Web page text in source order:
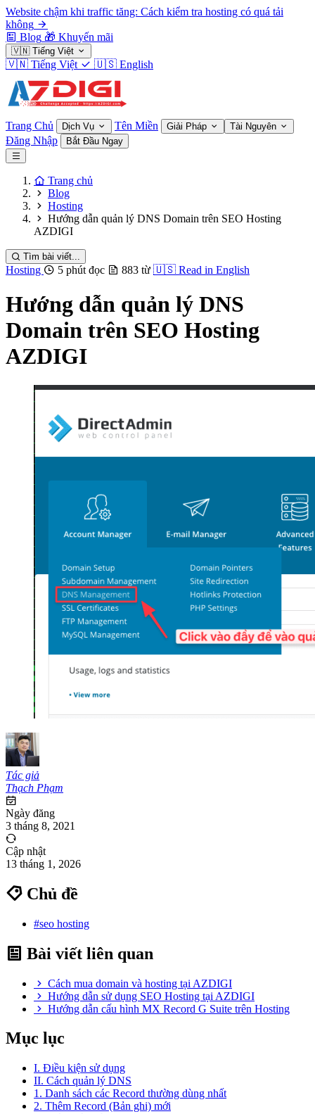
Website chậm khi traffic tăng: Cách kiểm tra hosting có quá tải
không
Blog 🎁 Khuyến mãi
🇻🇳 Tiếng Việt
🇻🇳 Tiếng Việt 🇺🇸 English
Trang Chủ Dịch Vụ Tên Miền Giải Pháp Tài Nguyên
Đăng Nhập Bắt Đầu Ngay
Trang chủ
Blog
Hosting
Hướng dẫn quản lý DNS Domain trên SEO Hosting
AZDIGI
Tìm bài viết...
Hosting 5 phút đọc 883 từ 🇺🇸 Read in English
Hướng dẫn quản lý DNS
Domain trên SEO Hosting
AZDIGI
Tác giả
Thạch Phạm
Ngày đăng
3 tháng 8, 2021
Cập nhật
13 tháng 1, 2026
Chủ đề
#seo hosting
Bài viết liên quan
Cách mua domain và hosting tại AZDIGI
Hướng dẫn sử dụng SEO Hosting tại AZDIGI
Hướng dẫn cấu hình MX Record G Suite trên Hosting
Mục lục
I. Điều kiện sử dụng
II. Cách quản lý DNS
1. Danh sách các Record thường dùng nhất
2. Thêm Record (Bản ghi) mới